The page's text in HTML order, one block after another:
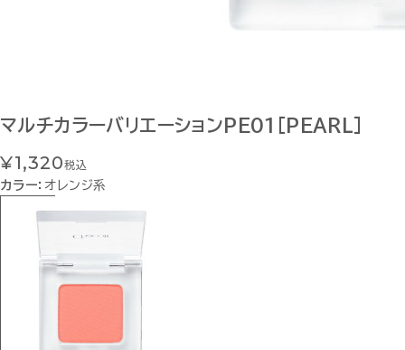
マルチカラーバリエーションPE01[PEARL]
¥1,320税込
カラー： オレンジ系